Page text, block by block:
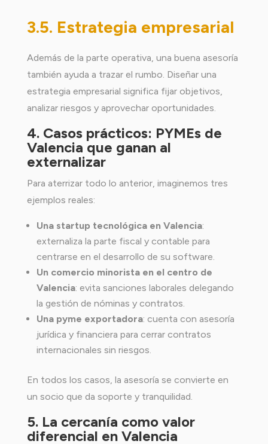
3.5. Estrategia empresarial
Además de la parte operativa, una buena asesoría
también ayuda a trazar el rumbo. Diseñar una
estrategia empresarial significa fijar objetivos,
analizar riesgos y aprovechar oportunidades.
4. Casos prácticos: PYMEs de
Valencia que ganan al
externalizar
Para aterrizar todo lo anterior, imaginemos tres
ejemplos reales:
Una startup tecnológica en Valencia:
externaliza la parte fiscal y contable para
centrarse en el desarrollo de su software.
Un comercio minorista en el centro de
Valencia: evita sanciones laborales delegando
la gestión de nóminas y contratos.
Una pyme exportadora: cuenta con asesoría
jurídica y financiera para cerrar contratos
internacionales sin riesgos.
En todos los casos, la asesoría se convierte en
un socio que da soporte y tranquilidad.
5. La cercanía como valor
diferencial en Valencia